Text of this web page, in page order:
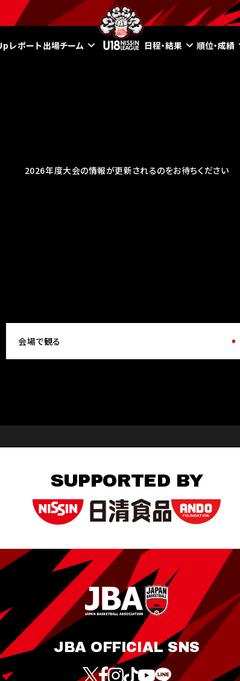
レポート出場チーム 日程・結果 順位・成績
2026年度大会の情報が更新されるのをお待ちください
会場で観る
SUPPORTED BY
JBA OFFICIAL SNS